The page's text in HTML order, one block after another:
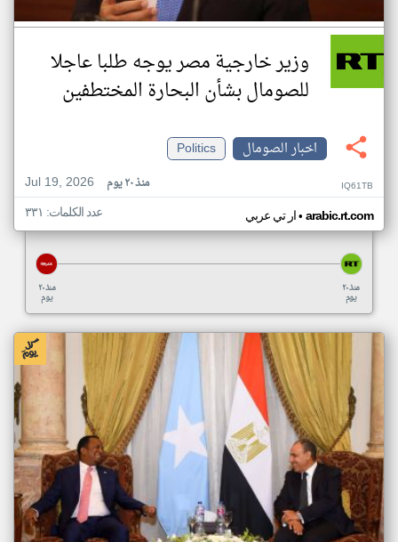
وزير خارجية مصر يوجه طلبا عاجلا
للصومال بشأن البحارة المختطفين
اخبار الصومال
Politics
Jul 19, 2026
منذ ٢٠ يوم IQ61TB
ار تي عربي• arabic.rt.com عدد الكلمات: ٣٣١
منذ ٢٠
يوم
منذ ٢٠
يوم